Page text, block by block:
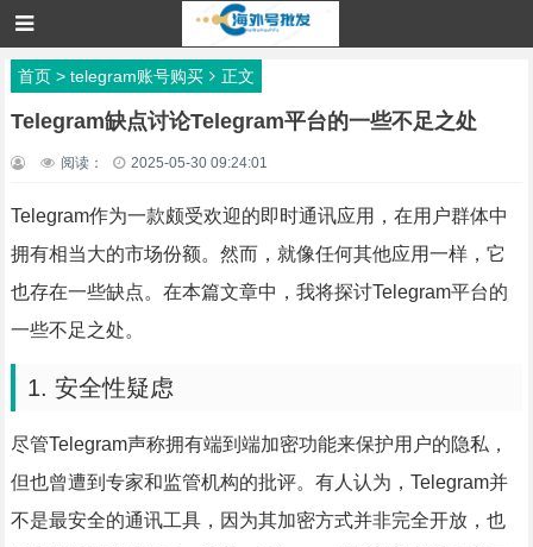
首页> telegram账号购买 正文
Telegram缺点讨论Telegram平台的一些不足之处
阅读： 2025-05-30 09:24:01
Telegram作为一款颇受欢迎的即时通讯应用，在用户群体中
拥有相当大的市场份额。然而，就像任何其他应用一样，它
也存在一些缺点。在本篇文章中，我将探讨Telegram平台的
一些不足之处。
1. 安全性疑虑
尽管Telegram声称拥有端到端加密功能来保护用户的隐私，
但也曾遭到专家和监管机构的批评。有人认为，Telegram并
不是最安全的通讯工具，因为其加密方式并非完全开放，也